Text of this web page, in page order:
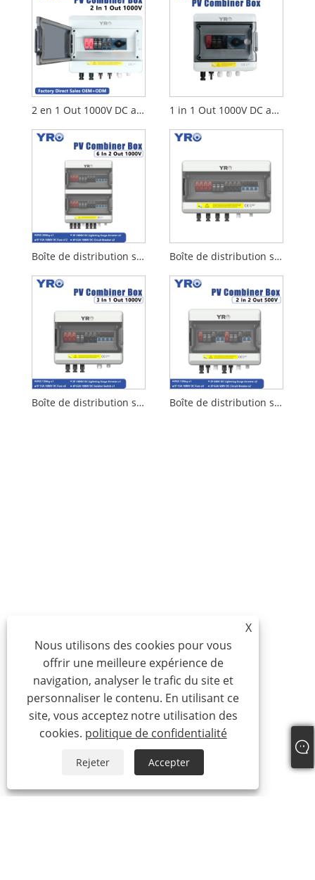
2 en 1 Out 1000V DC avec interrupteur de déconnexion 1 in 1 Out 1000V DC avec interrupteur de déconnexion
Boîte de distribution solaire 6 entrées 2 sorties 1 000 V CC Boîte de distribution solaire 4 en 1 sortie 1000 V CC
Boîte de distribution solaire 3 en 1 sortie 1000 V CC Boîte de distribution solaire 2 entrées 2 sorties 500 V
X
Nous utilisons des cookies pour vous
offrir une meilleure expérience de
navigation, analyser le trafic du site et
personnaliser le contenu. En utilisant ce
site, vous acceptez notre utilisation des
cookies. politique de confidentialité
Rejeter Accepter